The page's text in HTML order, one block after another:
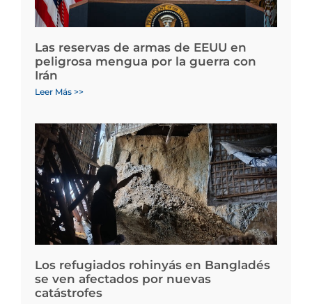
Las reservas de armas de EEUU en
peligrosa mengua por la guerra con
Irán
Leer Más >>
Los refugiados rohinyás en Bangladés
se ven afectados por nuevas
catástrofes